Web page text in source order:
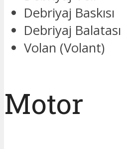
Debriyaj Baskısı
Debriyaj Balatası
Volan (Volant)
Motor